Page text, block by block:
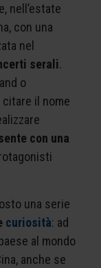
nell’estate
con una
nel
serali.
o
citare il nome
con una
una serie
curiosità: ad
al mondo
anche se